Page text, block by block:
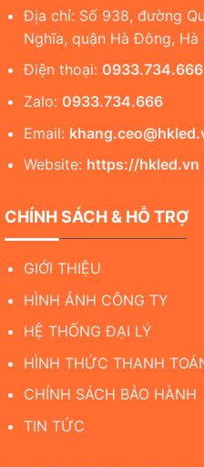
Địa chỉ: Số 938, đường
Nghĩa, quận Hà Đông, Hà
Điện thoại: 0933.734.666
Zalo: 0933.734.666
Email:
Website: https://hkled.vn
CHÍNH SÁCH & HỖ TRỢ
GIỚI THIỆU
HÌNH ẢNH CÔNG TY
HỆ THỐNG ĐẠI LÝ
HÌNH THỨC THANH
CHÍNH SÁCH BẢO HÀNH
TIN TỨC